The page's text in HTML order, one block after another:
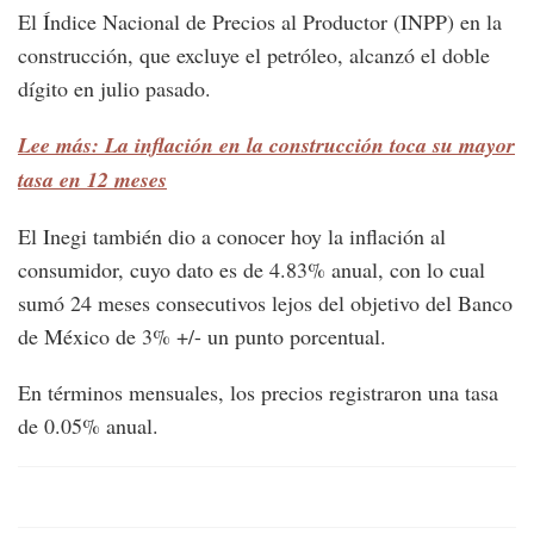
El Índice Nacional de Precios al Productor (INPP) en la
construcción, que excluye el petróleo, alcanzó el doble
dígito en julio pasado.
Lee más: La inflación en la construcción toca su mayor
tasa en 12 meses
El Inegi también dio a conocer hoy la inflación al
consumidor, cuyo dato es de 4.83% anual, con lo cual
sumó 24 meses consecutivos lejos del objetivo del Banco
de México de 3% +/- un punto porcentual.
En términos mensuales, los precios registraron una tasa
de 0.05% anual.